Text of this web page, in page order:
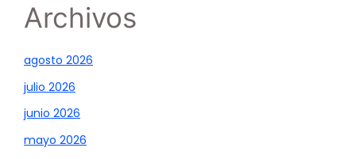
Archivos
agosto 2026
julio 2026
junio 2026
mayo 2026